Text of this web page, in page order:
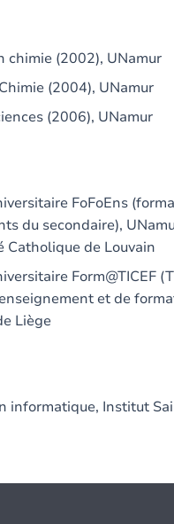
chimie (2002), UNamur
(2004), UNamur
(2006), UNamur
FoFoEns
du secondaire),
Catholique de Louvain
Form@TICEF
et de
Liège
informatique, Institut